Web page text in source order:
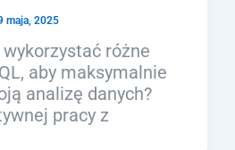
maja, 2025
różne
aby maksymalnie
analizę danych?
pracy z